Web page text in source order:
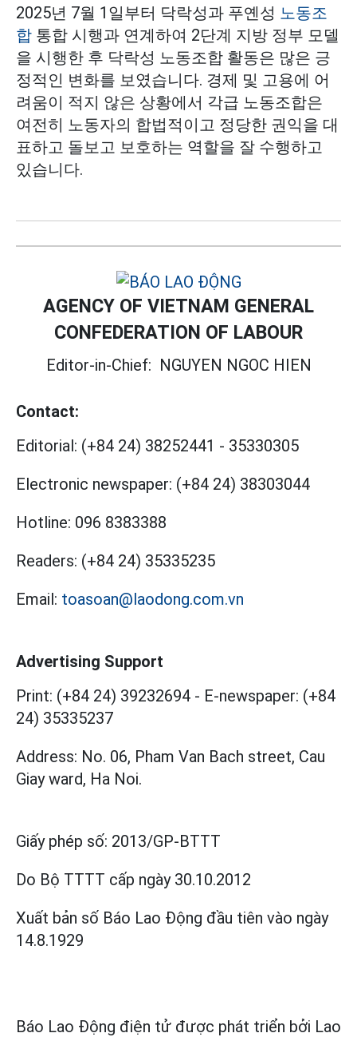
2025년 7월 1일부터 닥락성과 푸옌성 노동조
합 통합 시행과 연계하여 2단계 지방 정부 모델
을 시행한 후 닥락성 노동조합 활동은 많은 긍
정적인 변화를 보였습니다. 경제 및 고용에 어
려움이 적지 않은 상황에서 각급 노동조합은
여전히 노동자의 합법적이고 정당한 권익을 대
표하고 돌보고 보호하는 역할을 잘 수행하고
있습니다.
AGENCY OF VIETNAM GENERAL
CONFEDERATION OF LABOUR
Editor-in-Chief: NGUYEN NGOC HIEN
Contact:
Editorial: (+84 24) 38252441 - 35330305
Electronic newspaper: (+84 24) 38303044
Hotline: 096 8383388
Readers: (+84 24) 35335235
Email: toasoan@laodong.com.vn
Advertising Support
Print: (+84 24) 39232694 - E-newspaper: (+84
24) 35335237
Address: No. 06, Pham Van Bach street, Cau
Giay ward, Ha Noi.
Giấy phép số: 2013/GP-BTTT
Do Bộ TTTT cấp ngày 30.10.2012
Xuất bản số Báo Lao Động đầu tiên vào ngày
14.8.1929
Báo Lao Động điện tử được phát triển bởi Lao